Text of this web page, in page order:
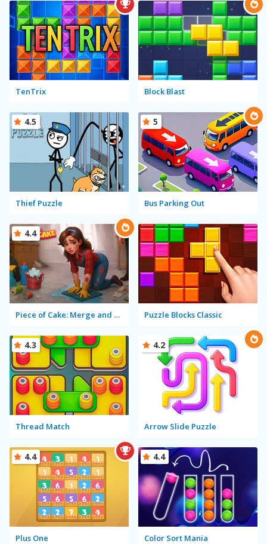
TenTrix Block Blast
Thief Puzzle
4.5
Bus Parking Out
5
Piece of Cake: Merge and Bake
4.4
Puzzle Blocks Classic
Thread Match
4.3
Arrow Slide Puzzle
4.2
Plus One
4.4
Color Sort Mania
4.4